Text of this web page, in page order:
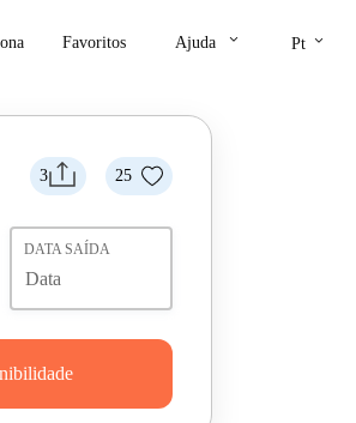
Favoritos Ajuda keyboard_arrow_down Pt keyboard_arrow_down
3 25
DATA SAÍDA